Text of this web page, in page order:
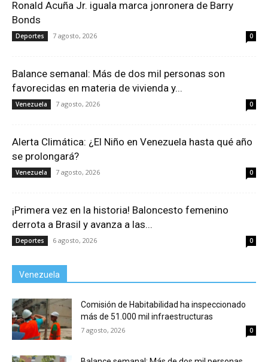
Ronald Acuña Jr. iguala marca jonronera de Barry
Bonds
Deportes 7 agosto, 2026 0
Balance semanal: Más de dos mil personas son
favorecidas en materia de vivienda y...
Venezuela 7 agosto, 2026 0
Alerta Climática: ¿El Niño en Venezuela hasta qué año
se prolongará?
Venezuela 7 agosto, 2026 0
¡Primera vez en la historia! Baloncesto femenino
derrota a Brasil y avanza a las...
Deportes 6 agosto, 2026 0
Venezuela
Comisión de Habitabilidad ha inspeccionado
más de 51.000 mil infraestructuras
7 agosto, 2026 0